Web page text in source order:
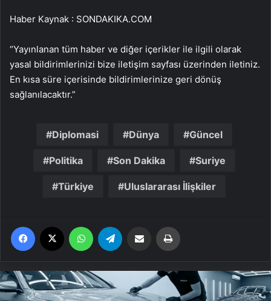
Haber Kaynak : SONDAKIKA.COM
“Yayınlanan tüm haber ve diğer içerikler ile ilgili olarak
yasal bildirimlerinizi bize iletişim sayfası üzerinden iletiniz.
En kısa süre içerisinde bildirimlerinize geri dönüş
sağlanılacaktır.”
Diplomasi Dünya Güncel
Politika Son Dakika Suriye
Türkiye Uluslararası İlişkiler
Facebook WhatsApp Email'den paylaş